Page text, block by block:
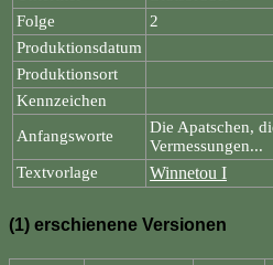
Folge
2
Produktionsdatum
Produktionsort
Kennzeichen
Anfangsworte
Die Apatschen,
Vermessungen...
Textvorlage
Winnetou I
(1) erschienene Versionen